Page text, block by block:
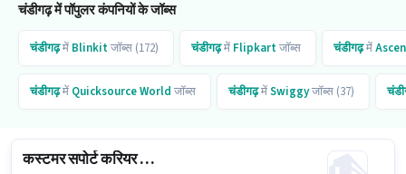
चंडीगढ़ में पॉपुलर कंपनियों के जॉब्स
चंडीगढ़में Blinkitजॉब्स (172) चंडीगढ़में Flipkartजॉब्स चंडीगढ़में
चंडीगढ़में Quicksource World जॉब्स चंडीगढ़मेंSwiggyजॉब्स (37)
कस्टमर सपोर्ट करियर काउंसलर